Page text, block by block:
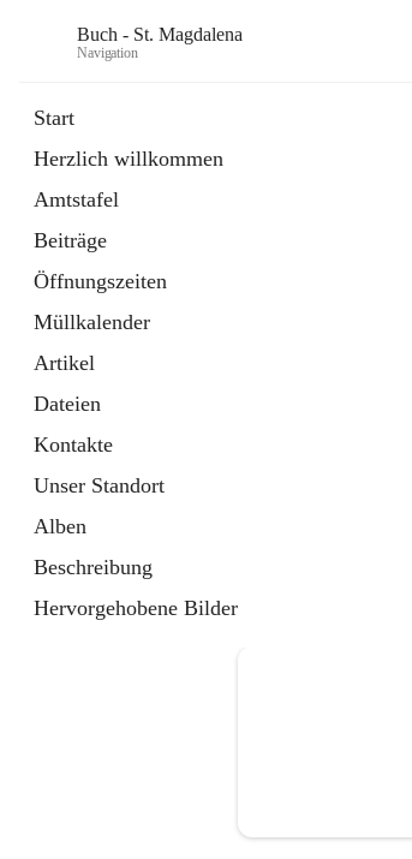
Buch - St. Magdalena
Navigation
Start
Herzlich willkommen
Amtstafel
Beiträge
Öffnungszeiten
Müllkalender
Artikel
Dateien
Kontakte
Unser Standort
Alben
Beschreibung
Hervorgehobene Bilder